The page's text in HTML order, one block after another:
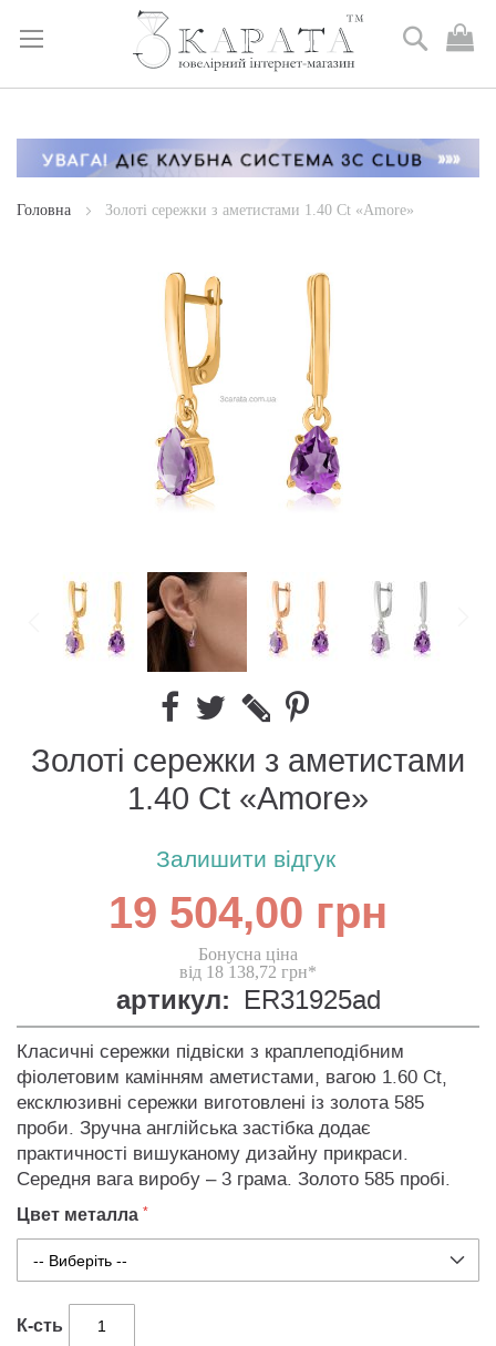
Skip
Content
Пошук
Головна Золоті сережки з аметистами 1.40 Ct «Amore»
Золоті сережки з аметистами
1.40 Ct «Amore»
Залишити відгук
19 504,00 грн
Бонусна ціна
від 18 138,72 грн*
артикул: ER31925ad
Класичні сережки підвіски з краплеподібним
фіолетовим камінням аметистами, вагою 1.60 Ct,
ексклюзивні сережки виготовлені із золота 585
проби. Зручна англійська застібка додає
практичності вишуканому дизайну прикраси.
Середня вага виробу – 3 грама. Золото 585 пробі.
Цвет металла
К-сть